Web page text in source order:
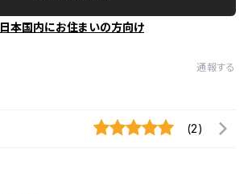
日本国内にお住まいの方向け
通報する
(2)